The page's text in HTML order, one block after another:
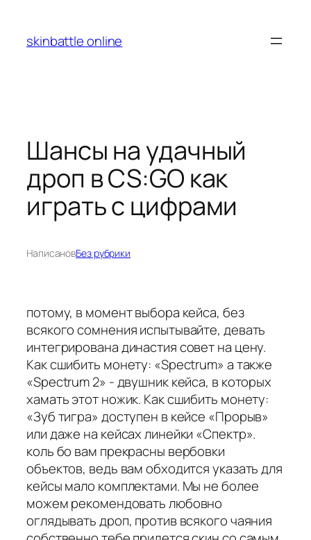
содержимому
skinbattle online
Шансы на удачный
дроп в CS:GO как
играть с цифрами
НаписановБез рубрики
потому, в момент выбора кейса, без
всякого сомнения испытывайте, девать
интегрирована династия совет на цену.
Как сшибить монету: «Spectrum» а также
«Spectrum 2» - двушник кейса, в которых
хамать этот ножик. Как сшибить монету:
«Зуб тигра» доступен в кейсе «Прорыв»
или даже на кейсах линейки «Спектр».
коль бо вам прекрасны вербовки
объектов, ведь вам обходится указать для
кейсы мало комплектами. Мы не более
можем рекомендовать любовно
оглядывать дроп, против всякого чаяния